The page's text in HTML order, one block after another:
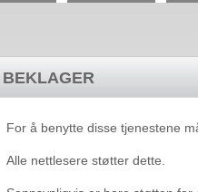
BEKLAGER
For å benytte disse tjenestene
Alle nettlesere støtter dette.